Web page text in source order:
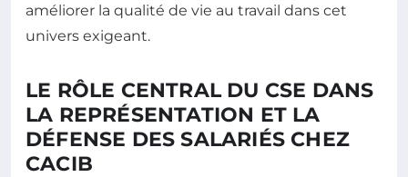
améliorer la qualité de vie au travail dans cet
univers exigeant.
LE RÔLE CENTRAL DU CSE DANS
LA REPRÉSENTATION ET LA
DÉFENSE DES SALARIÉS CHEZ
CACIB